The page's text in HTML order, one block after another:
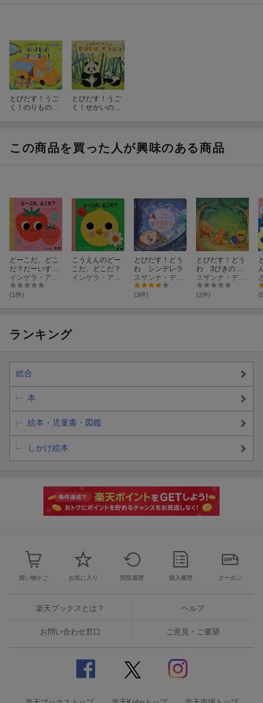
とびだす！うご
く！のりものゴ
とびだす！うご
く！せかいのど
この商品を買った人が興味のある商品
どーこだ、どこ
だ？だーいす
き！
(1件)
こうえんのどー
こだ、どこだ？
とびだす！どう
わ シンデレラ
(3件)
とびだす！どう
わ 3びきのこ
ぶた
(2件)
ランキング
総合
本
絵本・児童書・図鑑
しかけ絵本
買い物かご お気に入り 閲覧履歴 購入履歴 クーポン
楽天ブックスとは？ ヘルプ
お問い合わせ窓口 ご意見・ご要望